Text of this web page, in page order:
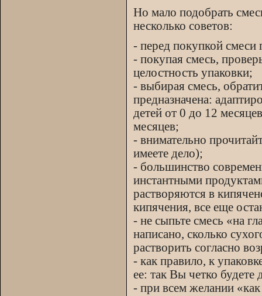
Но мало подобрать
несколько советов:
- перед покупкой
- покупая смесь,
целостность упаковки;
- выбирая смесь,
предназначена:
детей от 0 до 12
месяцев;
- внимательно
имеете дело);
- большинство
инстантными
растворяются в
кипячения, все еще
- не сыпьте смесь «на
написано, сколько
растворить согласно
- как правило, к
ее: так Вы четко будете
- при всем желании «как